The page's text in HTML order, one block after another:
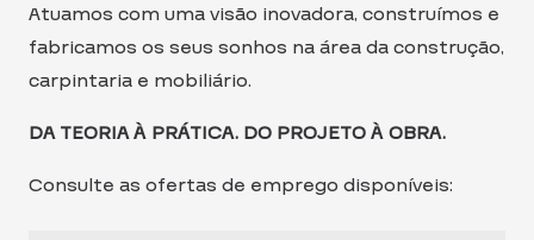
Atuamos com uma visão inovadora, construímos e
fabricamos os seus sonhos na área da construção,
carpintaria e mobiliário.
DA TEORIA À PRÁTICA. DO PROJETO À OBRA.
Consulte as ofertas de emprego disponíveis: